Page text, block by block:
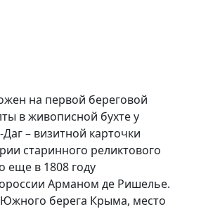
на первой береговой
в живописной бухте у
– визитной карточки
старинного реликтового
еще в 1808 году
Арманом де Ришелье.
берега Крыма, место